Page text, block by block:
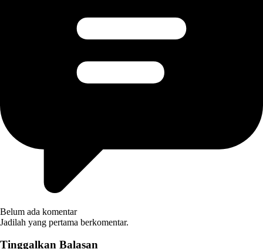
Belum ada komentar
Jadilah yang pertama berkomentar.
Tinggalkan Balasan